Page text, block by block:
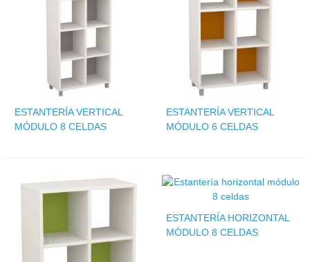
ESTANTERÍA VERTICAL
MÓDULO 8 CELDAS
ESTANTERÍA VERTICAL
MÓDULO 6 CELDAS
ESTANTERÍA HORIZONTAL
MÓDULO 8 CELDAS